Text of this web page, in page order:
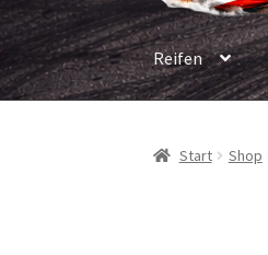
Reifen
Start Shop